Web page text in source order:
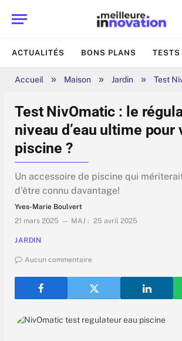
ACTUALITÉS BONS PLANS TESTS
Accueil » Maison » Jardin » Test NivOmatic : le
Test NivOmatic : le
niveau d’eau ultime pour
piscine ?
Un accessoire de piscine qui
d'être connu davantage!
Yves-Marie Boulvert
21 mars 2025
MAJ : 25 avril 2025
JARDIN
Aucun commentaire